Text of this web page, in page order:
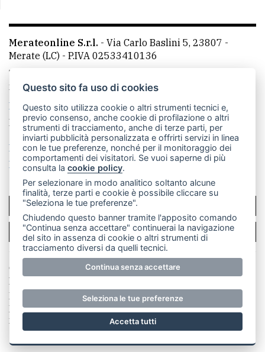
Merateonline S.r.l. - Via Carlo Baslini 5, 23807 -
Merate (LC) - P.IVA 02533410136
Telefono:
mail: redazione@merateonline.it
La redazione
CasateOnline LeccoOnline
RSS
Made by VIP
Privacy policy
Cookie policy
Rivedi le tue scelte sui cookie
SCRIVICI
PER LA TUA PUBBLICITÀ
© Copyright Merateonline S.r.l. - Tutti i diritti riservati.
E' proibita la riproduzione e pubblicazione anche
parziale di testi, articoli e immagini senza la
preventiva autorizzazione scritta dell'editore. RI Lecco
numero Rea LC 291.277 - Capitale sociale 10.329,14 €
Questo sito fa uso di cookies
Questo sito utilizza cookie o altri strumenti tecnici e,
previo consenso, anche cookie di profilazione o altri
strumenti di tracciamento, anche di terze parti, per
inviarti pubblicità personalizzata e offrirti servizi in linea
con le tue preferenze, nonché per il monitoraggio dei
comportamenti dei visitatori. Se vuoi saperne di più
consulta lacookie policy.
Per selezionare in modo analitico soltanto alcune
finalità, terze parti e cookie è possibile cliccare su
"Seleziona le tue preferenze".
Chiudendo questo banner tramite l'apposito comando
"Continua senza accettare" continuerai la navigazione
del sito in assenza di cookie o altri strumenti di
tracciamento diversi da quelli tecnici.
Continua senza accettare
Seleziona le tue preferenze
Accetta tutti